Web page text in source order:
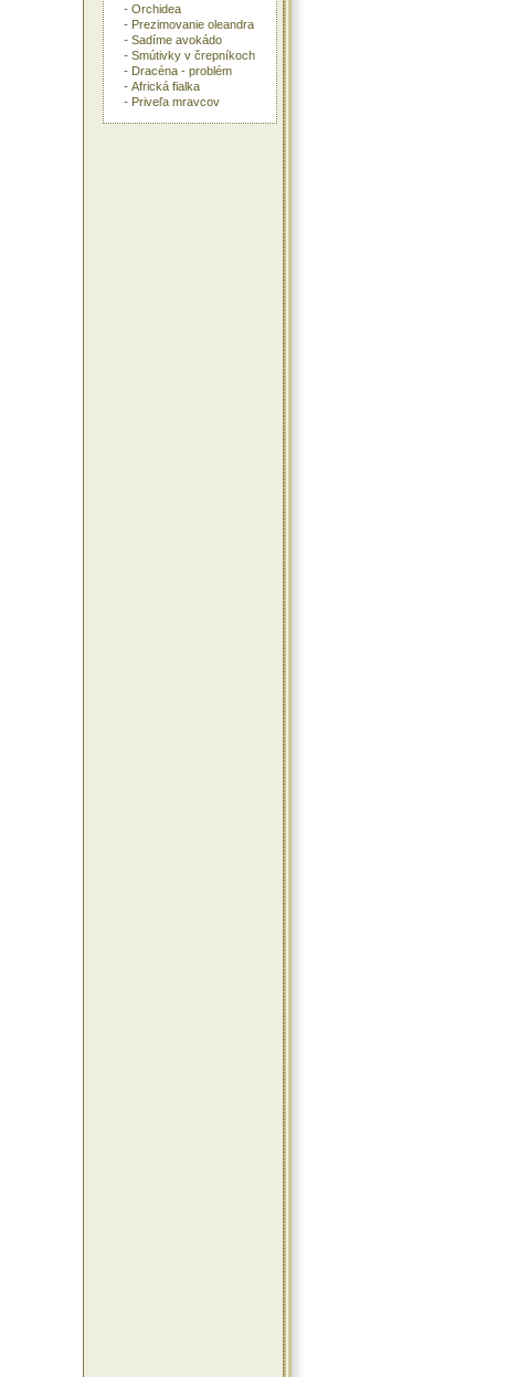
- Orchidea
- Prezimovanie oleandra
- Sadíme avokádo
- Smútivky v črepníkoch
- Dracéna - problém
- Africká fialka
- Priveľa mravcov